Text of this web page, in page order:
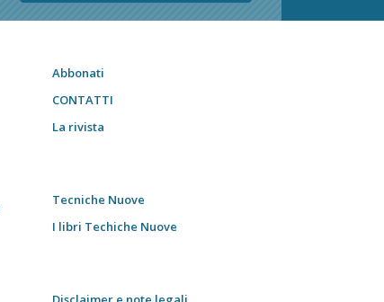
Abbonati
CONTATTI
La rivista
Tecniche Nuove
I libri Techiche Nuove